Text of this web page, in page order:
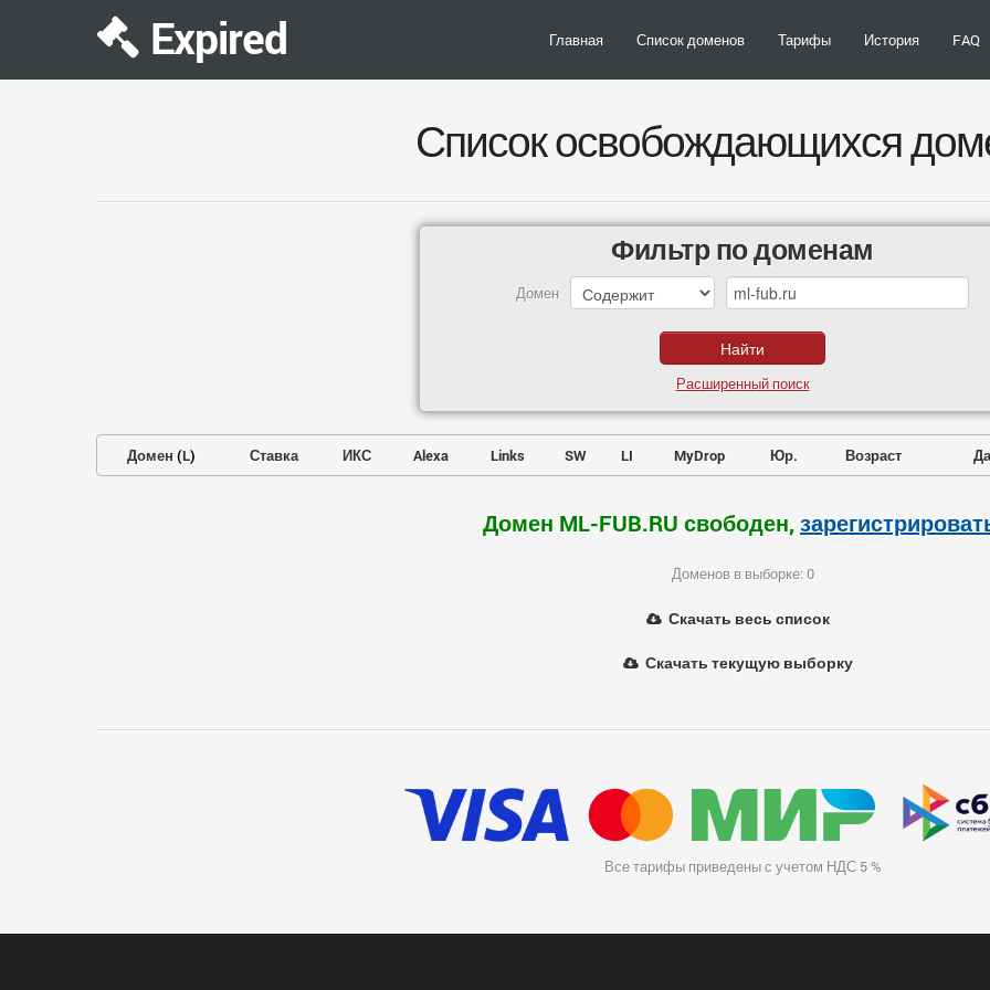
Expired Главная Список доменов Тарифы История FAQ
Список освобождающихся
Фильтр по доменам
Домен
Расширенный поиск
Домен (L) Ставка ИКС Alexa Links SW LI MyDrop Юр. Возраст
Домен ML-FUB.RU свободен,
Доменов в выборке: 0
Скачать весь список
Скачать текущую выборку
Все тарифы приведены с учетом НДС 5 %